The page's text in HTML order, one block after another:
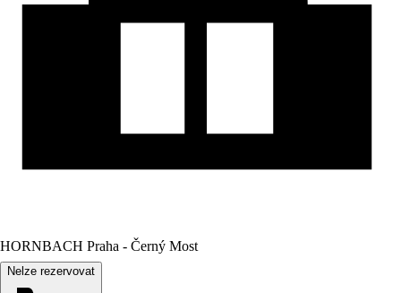
HORNBACH Praha - Černý Most
Nelze rezervovat